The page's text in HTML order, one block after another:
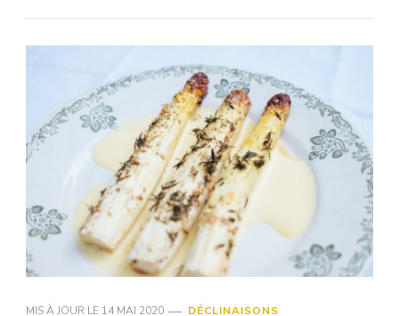
MIS À JOUR LE 14 MAI 2020 DÉCLINAISONS